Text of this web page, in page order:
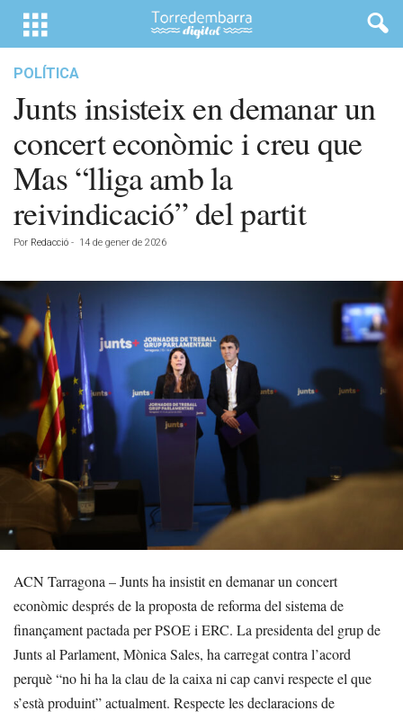
POLÍTICA
Junts insisteix en demanar un
concert econòmic i creu que
Mas “lliga amb la
reivindicació” del partit
Por Redacció - 14 de gener de 2026
ACN Tarragona – Junts ha insistit en demanar un concert
econòmic després de la proposta de reforma del sistema de
finançament pactada per PSOE i ERC. La presidenta del grup de
Junts al Parlament, Mònica Sales, ha carregat contra l’acord
perquè “no hi ha la clau de la caixa ni cap canvi respecte el que
s’està produint” actualment. Respecte les declaracions de